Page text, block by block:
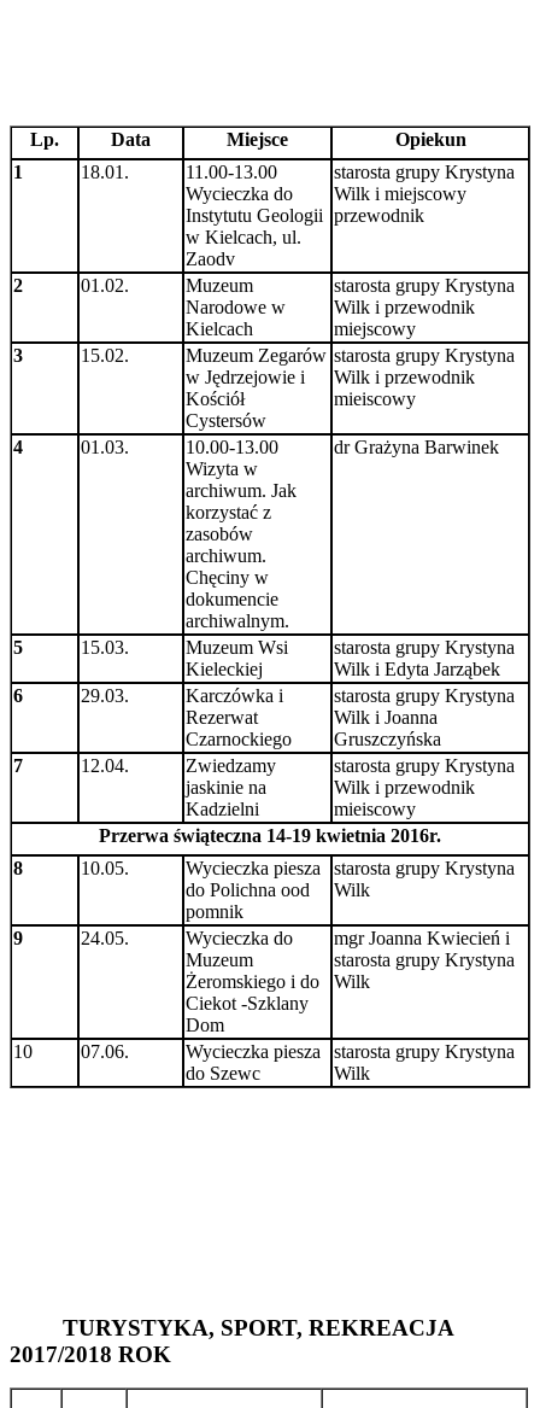
Lp. Data Miejsce
Opiekun
1
18.01.
11.00-13.00
Wycieczka do
Instytutu Geologii
w Kielcach, ul.
Zaodv
starosta grupy Krystyna
Wilk i miejscowy
przewodnik
2 01.02.
Muzeum
Narodowe w
Kielcach
starosta grupy Krystyna
Wilk i przewodnik
miejscowy
3
15.02.
Muzeum Zegarów
w Jędrzejowie i
Kościół
Cystersów
starosta grupy Krystyna
Wilk i przewodnik
mieiscowy
4 01.03.
10.00-13.00
Wizyta w
archiwum. Jak
korzystać z
zasobów
archiwum.
Chęciny w
dokumencie
archiwalnym.
dr Grażyna Barwinek
5 15.03.
Muzeum Wsi
Kieleckiej
starosta grupy Krystyna
Wilk i Edyta Jarząbek
6
29.03.
Karczówka i
Rezerwat
Czarnockiego
starosta grupy Krystyna
Wilk i Joanna
Gruszczyńska
7
12.04.
Zwiedzamy
jaskinie na
Kadzielni
starosta grupy Krystyna
Wilk i przewodnik
mieiscowy
Przerwa świąteczna 14-19 kwietnia 2016r.
8
10.05.
Wycieczka piesza
do Polichna ood
pomnik
starosta grupy Krystyna
Wilk
9 24.05.
Wycieczka do
Muzeum
Żeromskiego i do
Ciekot -Szklany
Dom
mgr Joanna Kwiecień i
starosta grupy Krystyna
Wilk
10 07.06.
Wycieczka piesza
do Szewc
starosta grupy Krystyna
Wilk
TURYSTYKA, SPORT, REKREACJA
2017/2018 ROK